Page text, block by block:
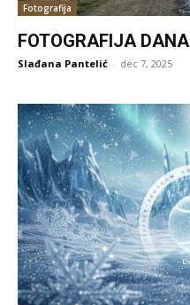
Fotografija
FOTOGRAFIJA DANA
Slađana Pantelić - dec 7, 2025